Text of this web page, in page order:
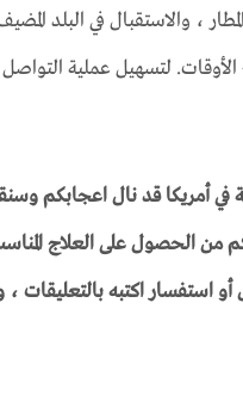
، والاستقبال في البلد
لتسهيل عملية التواصل
في أمريكا قد نال اعجابكم
من الحصول على العلاج
استفسار اكتبه بالتعليقات